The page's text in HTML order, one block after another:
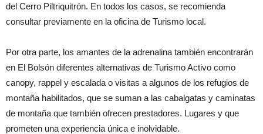
del Cerro Piltriquitrón. En todos los casos, se recomienda
consultar previamente en la oficina de Turismo local.
Por otra parte, los amantes de la adrenalina también encontrarán
en El Bolsón diferentes alternativas de Turismo Activo como
canopy, rappel y escalada o visitas a algunos de los refugios de
montaña habilitados, que se suman a las cabalgatas y caminatas
de montaña que también ofrecen prestadores. Lugares y que
prometen una experiencia única e inolvidable.